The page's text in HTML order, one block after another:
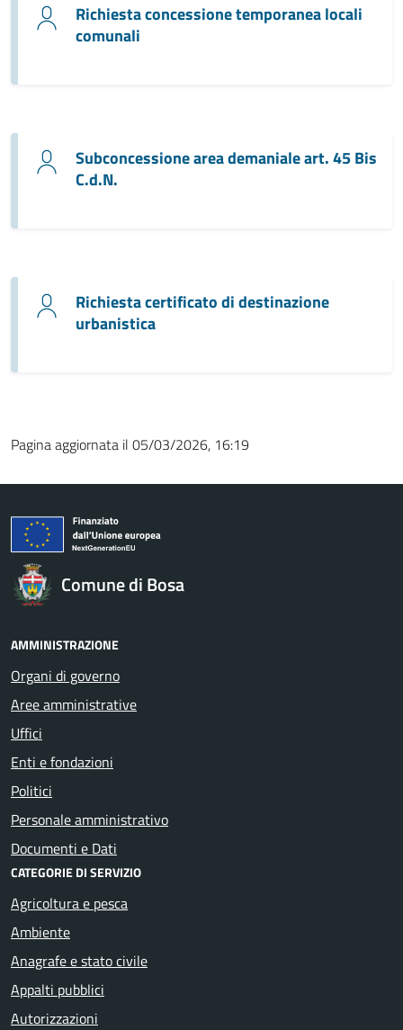
Richiesta concessione temporanea locali
comunali
Subconcessione area demaniale art. 45 Bis
C.d.N.
Richiesta certificato di destinazione
urbanistica
Pagina aggiornata il 05/03/2026, 16:19
Comune di Bosa
AMMINISTRAZIONE
Organi di governo
Aree amministrative
Uffici
Enti e fondazioni
Politici
Personale amministrativo
Documenti e Dati
CATEGORIE DI SERVIZIO
Agricoltura e pesca
Ambiente
Anagrafe e stato civile
Appalti pubblici
Autorizzazioni